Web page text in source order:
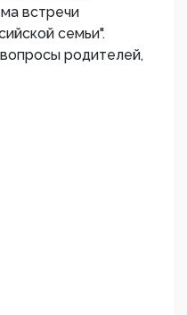
встречи
семьи".
родителей,